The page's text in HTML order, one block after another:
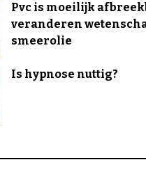
Pvc is moeilijk
veranderen
smeerolie
Is hypnose nuttig?